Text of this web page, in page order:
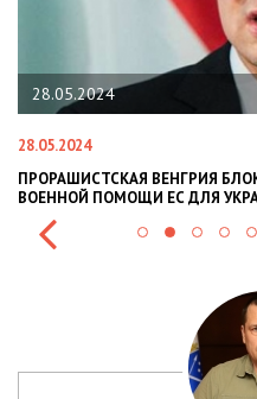
28.05.2024
28.05.2024
ПРОРАШИСТСКАЯ ВЕНГРИЯ
ВОЕННОЙ ПОМОЩИ ЕС ДЛЯ